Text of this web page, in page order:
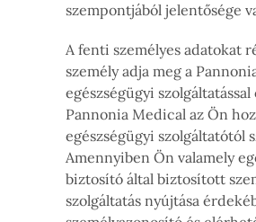
szempontjából jelentősége
A fenti személyes adatokat
személy adja meg a
egészségügyi
Pannonia Medical az Ön
egészségügyi szolgáltatótól
Amennyiben Ön valamely
biztosító által biztosított
szolgáltatás nyújtása